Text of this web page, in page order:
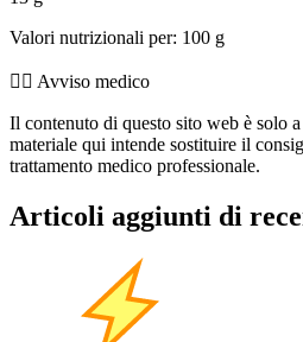
Valori nutrizionali per: 100 g
👨‍⚕️️ Avviso medico
Il contenuto di questo sito web è solo
materiale qui intende sostituire il
trattamento medico professionale.
Articoli aggiunti di